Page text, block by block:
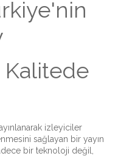
Kalitede
izleyiciler
sağlayan bir yayın
bir teknoloji değil,